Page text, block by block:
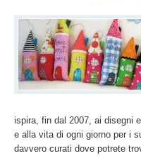
ispira, fin dal 2007, ai disegni
e alla vita di ogni giorno per i
davvero curati dove potrete